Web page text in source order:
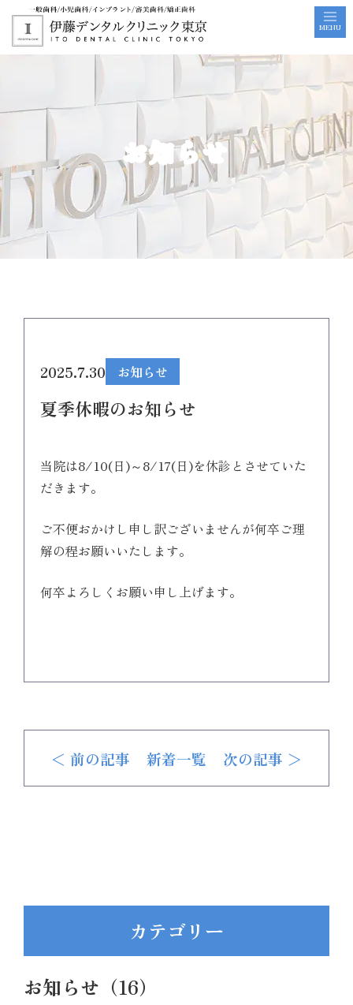
MENU
お知らせ
2025.7.30 お知らせ
夏季休暇のお知らせ
当院は8/10(日)～8/17(日)を休診とさせていた
だきます。
ご不便おかけし申し訳ございませんが何卒ご理
解の程お願いいたします。
何卒よろしくお願い申し上げます。
＜ 前の記事 新着一覧 次の記事 ＞
カテゴリー
お知らせ（16）